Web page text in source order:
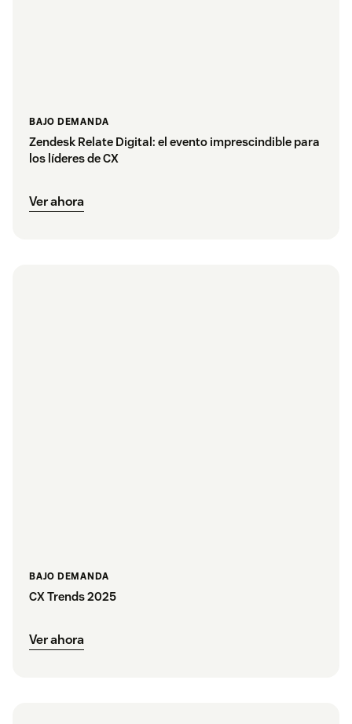
BAJO DEMANDA
Zendesk Relate Digital: el evento imprescindible para
los líderes de CX
Ver ahora
BAJO DEMANDA
CX Trends 2025
Ver ahora